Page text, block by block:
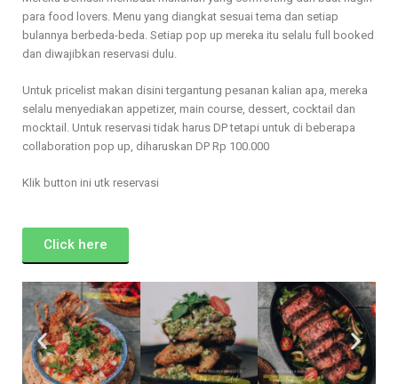
para food lovers. Menu yang diangkat sesuai tema dan setiap
bulannya berbeda-beda. Setiap pop up mereka itu selalu full booked
dan diwajibkan reservasi dulu.
Untuk pricelist makan disini tergantung pesanan kalian apa, mereka
selalu menyediakan appetizer, main course, dessert, cocktail dan
mocktail. Untuk reservasi tidak harus DP tetapi untuk di beberapa
collaboration pop up, diharuskan DP Rp 100.000
Klik button ini utk reservasi
Click here